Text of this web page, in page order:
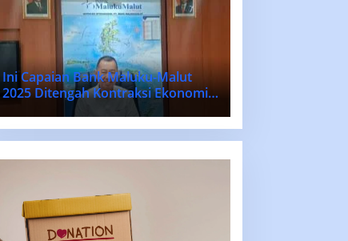
Ini Capaian Bank Maluku-Malut
2025 Ditengah Kontraksi Ekonomi
Nasional dan Daerah